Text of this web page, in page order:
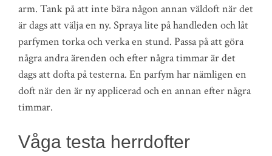
arm. Tank på att inte bära någon annan väldoft när det
är dags att välja en ny. Spraya lite på handleden och låt
parfymen torka och verka en stund. Passa på att göra
några andra ärenden och efter några timmar är det
dags att dofta på testerna. En parfym har nämligen en
doft när den är ny applicerad och en annan efter några
timmar.
Våga testa herrdofter